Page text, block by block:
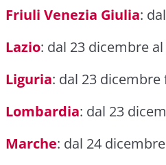
Friuli Venezia Giulia:
Lazio: dal 23 dicembre
Liguria: dal 23 dicembre
Lombardia: dal 23
Marche: dal 24